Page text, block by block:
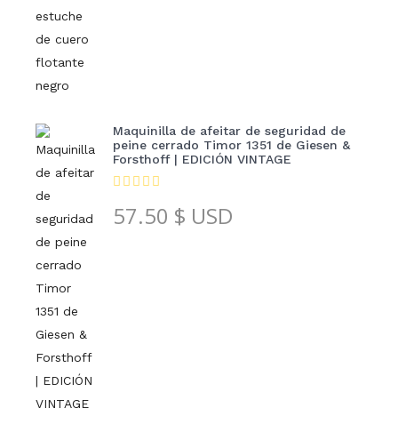
Maquinilla de afeitar de seguridad de
peine cerrado Timor 1351 de Giesen &
Forsthoff | EDICIÓN VINTAGE
57.50 $ USD